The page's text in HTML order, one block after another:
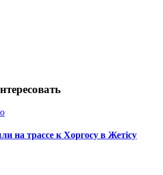
на трассе к Хоргосу в Жетісу